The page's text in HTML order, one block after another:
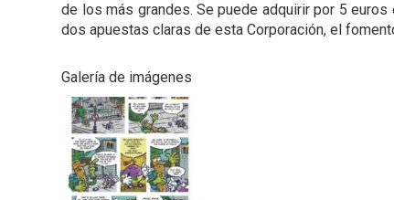
de los más grandes. Se puede adquirir por 5 euros
dos apuestas claras de esta Corporación, el
Galería de imágenes